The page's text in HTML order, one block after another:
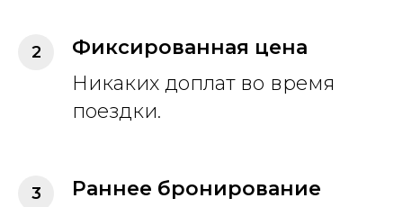
Фиксированная цена
Никаких доплат во время
поездки.
Раннее бронирование